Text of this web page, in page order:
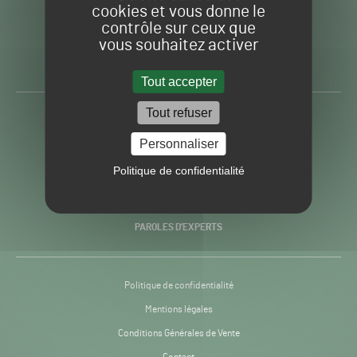
cookies et vous donne le
contrôle sur ceux que
vous souhaitez activer
Tout accepter
Tout refuser
Personnaliser
Politique de confidentialité
Gazon
Sport
H24
-
Toute l’info autour du
PRATIQUES
PAROLES D’EXPERTS
Politique de confidentialité
Mentions légales
Conditions Générales de Vente